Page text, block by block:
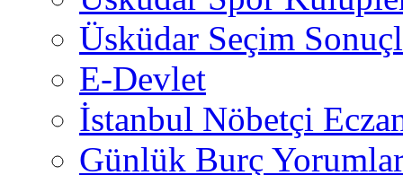
Üsküdar Seçim
E-Devlet
İstanbul Nöbetçi
Günlük Burç